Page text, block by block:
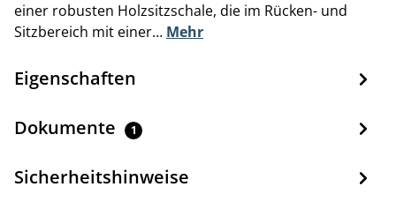
einer robusten Holzsitzschale, die im Rücken- und
Sitzbereich mit einer… Mehr
Eigenschaften
Dokumente 1
Sicherheitshinweise